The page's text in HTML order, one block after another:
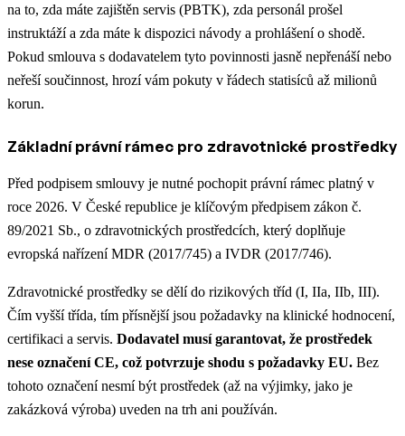
na to, zda máte zajištěn servis (PBTK), zda personál prošel
instruktáží a zda máte k dispozici návody a prohlášení o shodě.
Pokud smlouva s dodavatelem tyto povinnosti jasně nepřenáší nebo
neřeší součinnost, hrozí vám pokuty v řádech statisíců až milionů
korun.
Základní právní rámec pro zdravotnické prostředky
Před podpisem smlouvy je nutné pochopit právní rámec platný v
roce 2026. V České republice je klíčovým předpisem zákon č.
89/2021 Sb., o zdravotnických prostředcích, který doplňuje
evropská nařízení MDR (2017/745) a IVDR (2017/746).
Zdravotnické prostředky se dělí do rizikových tříd (I, IIa, IIb, III).
Čím vyšší třída, tím přísnější jsou požadavky na klinické hodnocení,
certifikaci a servis. Dodavatel musí garantovat, že prostředek
nese označení CE, což potvrzuje shodu s požadavky EU. Bez
tohoto označení nesmí být prostředek (až na výjimky, jako je
zakázková výroba) uveden na trh ani používán.